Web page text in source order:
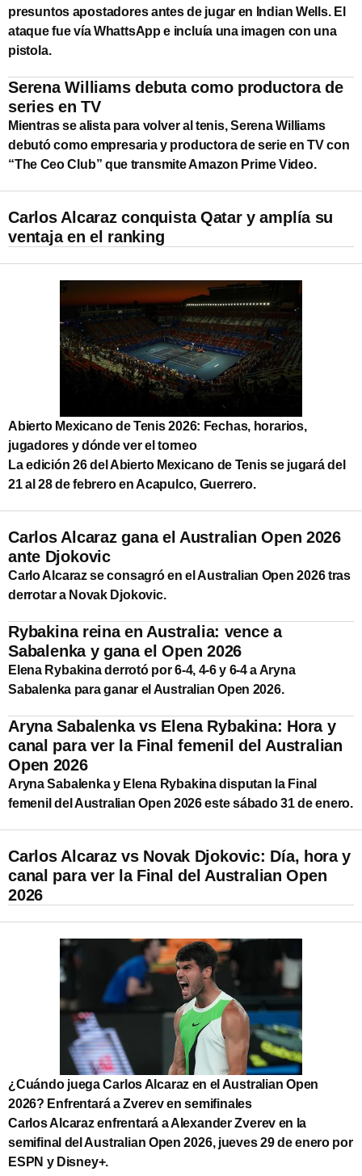
presuntos apostadores antes de jugar en Indian Wells. El
ataque fue vía WhattsApp e incluía una imagen con una
pistola.
Serena Williams debuta como productora de
series en TV
Mientras se alista para volver al tenis, Serena Williams
debutó como empresaria y productora de serie en TV con
“The Ceo Club” que transmite Amazon Prime Video.
Carlos Alcaraz conquista Qatar y amplía su
ventaja en el ranking
Abierto Mexicano de Tenis 2026: Fechas, horarios,
jugadores y dónde ver el torneo
La edición 26 del Abierto Mexicano de Tenis se jugará del
21 al 28 de febrero en Acapulco, Guerrero.
Carlos Alcaraz gana el Australian Open 2026
ante Djokovic
Carlo Alcaraz se consagró en el Australian Open 2026 tras
derrotar a Novak Djokovic.
Rybakina reina en Australia: vence a
Sabalenka y gana el Open 2026
Elena Rybakina derrotó por 6-4, 4-6 y 6-4 a Aryna
Sabalenka para ganar el Australian Open 2026.
Aryna Sabalenka vs Elena Rybakina: Hora y
canal para ver la Final femenil del Australian
Open 2026
Aryna Sabalenka y Elena Rybakina disputan la Final
femenil del Australian Open 2026 este sábado 31 de enero.
Carlos Alcaraz vs Novak Djokovic: Día, hora y
canal para ver la Final del Australian Open
2026
¿Cuándo juega Carlos Alcaraz en el Australian Open
2026? Enfrentará a Zverev en semifinales
Carlos Alcaraz enfrentará a Alexander Zverev en la
semifinal del Australian Open 2026, jueves 29 de enero por
ESPN y Disney+.